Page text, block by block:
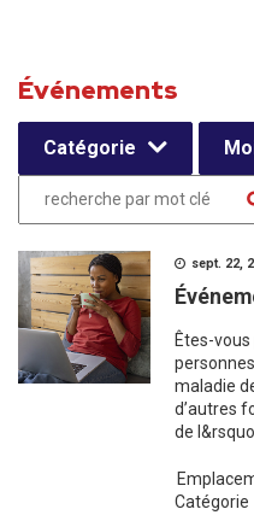
Événements
Catégorie
sept. 22,
Êtes-
maladie
d’autres
de l&rsquo
Catégorie